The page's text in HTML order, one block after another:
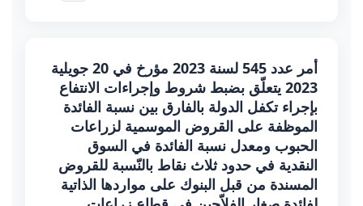
أمر عدد 545 لسنة 2023 مؤرخ في 20 جويلية
2023 يتعلّق بضبط شروط وإجراءات الانتفاع
بإجراء تكفل الدولة بالفارق بين نسبة الفائدة
الموظفة على القروض الموسمية لزراعات
الحبوب ومعدل نسبة الفائدة في السوق
النقدية في حدود ثلاث نقاط بالنّسبة للقروض
المسندة من قبل البنوك على مواردها الذاتية